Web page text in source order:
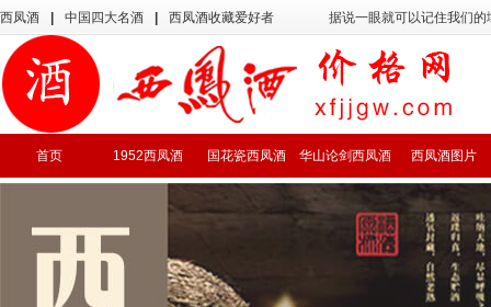
西凤酒 中国四大名酒 西凤酒收藏爱好者 据说一眼就可以记住我们
首页 1952西凤酒 国花瓷西凤酒 华山论剑西凤酒 西凤酒图片